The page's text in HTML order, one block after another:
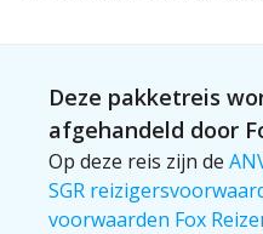
Deze pakketreis
afgehandeld door
Op deze reis zijn de
SGR
voorwaarden Fox